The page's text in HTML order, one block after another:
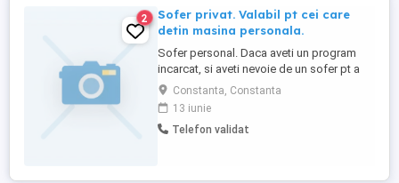
2
Sofer privat. Valabil pt cei care
detin masina personala.
Sofer personal. Daca aveti un program
incarcat, si aveti nevoie de un sofer pt a
duce aduce copii de la scoala, sau pt
piata si alte nevoi va stau la dispozitie. Nu
ezitati sa lasati un mesaj sau sa sunati pt
mai multe detalii. Multumesc anticipat.
Constanta, Constanta
13 iunie
Telefon validat